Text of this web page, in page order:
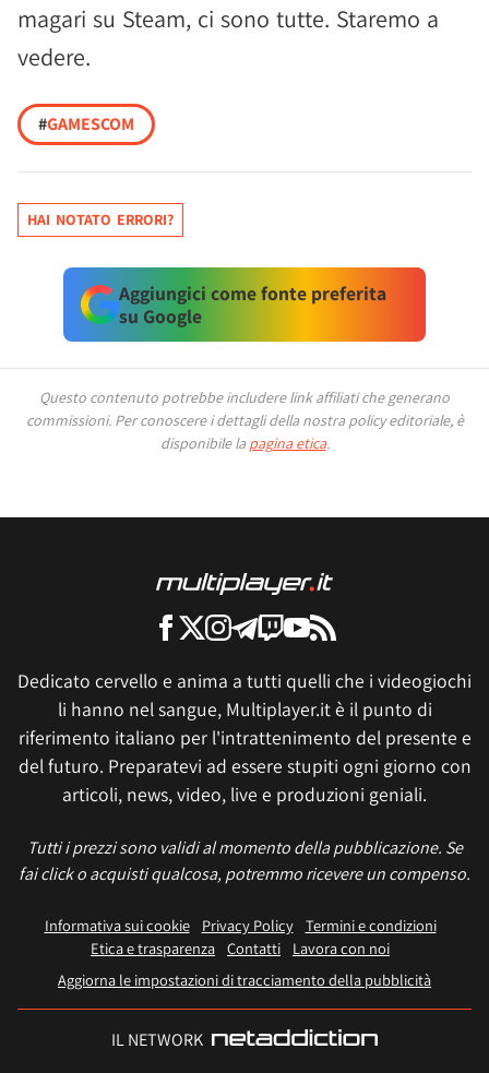
magari su Steam, ci sono tutte. Staremo a
vedere.
#GAMESCOM
HAI NOTATO ERRORI?
Aggiungici come fonte preferita
su Google
Questo contenuto potrebbe includere link affiliati che generano
commissioni. Per conoscere i dettagli della nostra policy editoriale, è
disponibile la pagina etica.
Dedicato cervello e anima a tutti quelli che i videogiochi
li hanno nel sangue, Multiplayer.it è il punto di
riferimento italiano per l'intrattenimento del presente e
del futuro. Preparatevi ad essere stupiti ogni giorno con
articoli, news, video, live e produzioni geniali.
Tutti i prezzi sono validi al momento della pubblicazione. Se
fai click o acquisti qualcosa, potremmo ricevere un compenso.
Informativa sui cookie Privacy Policy
Termini e condizioni
Etica e trasparenza Contatti
Lavora con noi
Aggiorna le impostazioni di tracciamento della pubblicità
IL NETWORK